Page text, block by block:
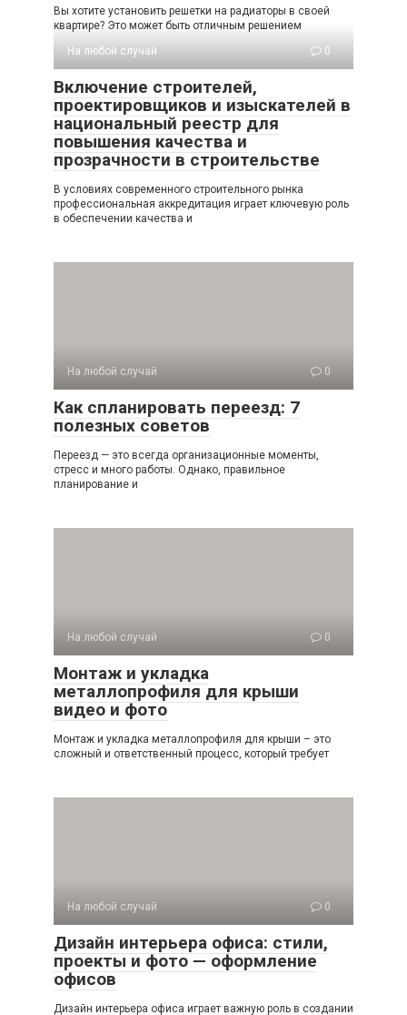
Вы хотите установить решетки на радиаторы в своей
квартире? Это может быть отличным решением
На любой случай
0
Включение строителей,
проектировщиков и изыскателей в
национальный реестр для
повышения качества и
прозрачности в строительстве
В условиях современного строительного рынка
профессиональная аккредитация играет ключевую роль
в обеспечении качества и
На любой случай 0
Как спланировать переезд: 7
полезных советов
Переезд — это всегда организационные моменты,
стресс и много работы. Однако, правильное
планирование и
На любой случай 0
Монтаж и укладка
металлопрофиля для крыши
видео и фото
Монтаж и укладка металлопрофиля для крыши – это
сложный и ответственный процесс, который требует
На любой случай 0
Дизайн интерьера офиса: стили,
проекты и фото — оформление
офисов
Дизайн интерьера офиса играет важную роль в создании